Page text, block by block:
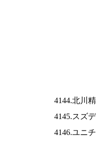
4144.北川
4145.スズ
4146.ユニ